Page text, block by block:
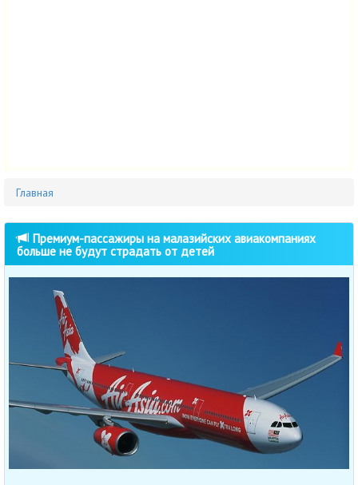
Главная
Премиум-пассажиры на малазийских авиакомпаниях
больше не будут страдать от детей